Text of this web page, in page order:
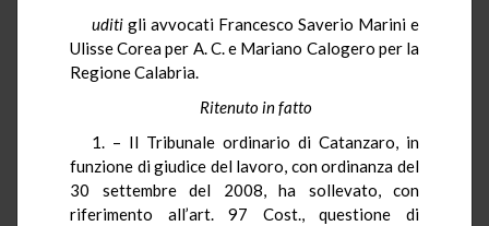
uditi gli avvocati Francesco Saverio Marini e
Ulisse Corea per A. C. e Mariano Calogero per la
Regione Calabria.
Ritenuto in fatto
1. – Il Tribunale ordinario di Catanzaro, in
funzione di giudice del lavoro, con ordinanza del
30 settembre del 2008, ha sollevato, con
riferimento all’art. 97 Cost., questione di